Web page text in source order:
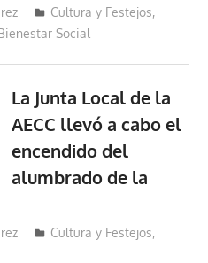
Cultura y Festejos,
Social
La Junta Local de la
AECC llevó a cabo el
encendido del
alumbrado de la
Cultura y Festejos,